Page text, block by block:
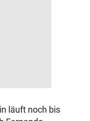
läuft noch bis